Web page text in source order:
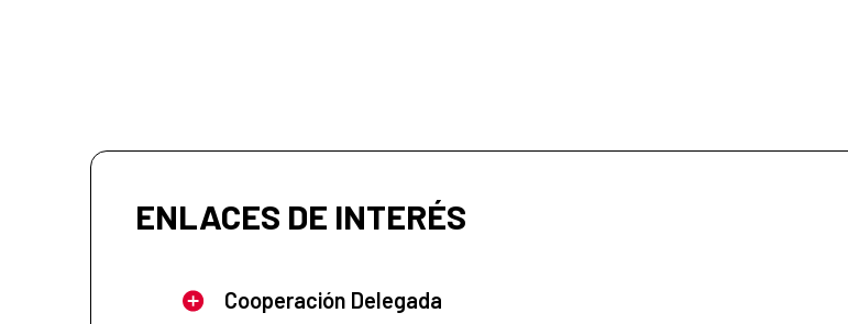
ENLACES DE INTERÉS
Cooperación Delegada